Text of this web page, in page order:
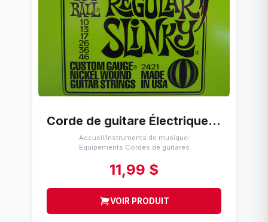
Corde de guitare Électrique Ernie Ball Regular Slinky (10-46)
Accueil/Instruments de musique/
Équipements Cordes de guitares
11,99 $
VOIR PRODUIT